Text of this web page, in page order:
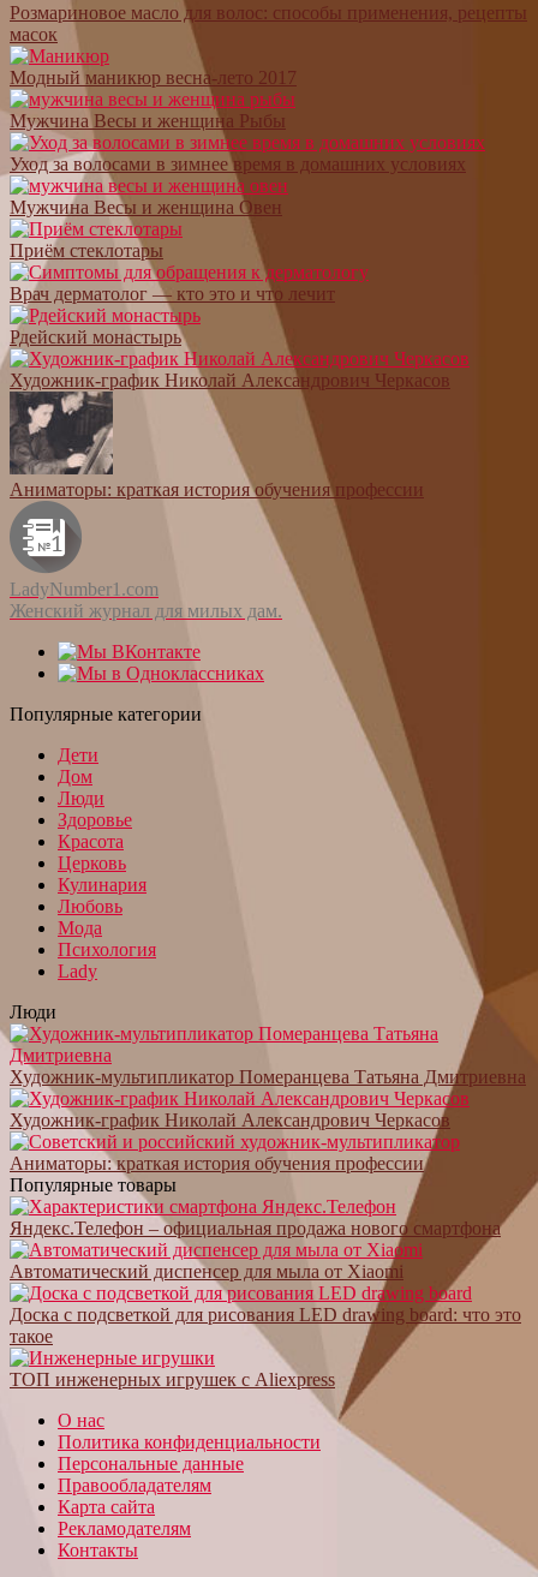
Розмариновое масло для волос: способы применения, рецепты
масок
Модный маникюр весна-лето 2017
Мужчина Весы и женщина Рыбы
Уход за волосами в зимнее время в домашних условиях
Мужчина Весы и женщина Овен
Приём стеклотары
Врач дерматолог — кто это и что лечит
Рдейский монастырь
Художник-график Николай Александрович Черкасов
Аниматоры: краткая история обучения профессии
LadyNumber1.com
Женский журнал для милых дам.
Популярные категории
Дети
Дом
Люди
Здоровье
Красота
Церковь
Кулинария
Любовь
Мода
Психология
Lady
Люди
Художник-мультипликатор Померанцева Татьяна Дмитриевна
Художник-график Николай Александрович Черкасов
Аниматоры: краткая история обучения профессии
Популярные товары
Яндекс.Телефон – официальная продажа нового смартфона
Автоматический диспенсер для мыла от Xiaomi
Доска с подсветкой для рисования LED drawing board: что это
такое
ТОП инженерных игрушек с Aliexpress
О нас
Политика конфиденциальности
Персональные данные
Правообладателям
Карта сайта
Рекламодателям
Контакты